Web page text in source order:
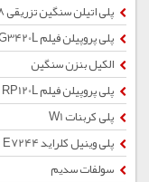
پلی اتیلن سنگین تزریقی 2208
پلی پروپیلن فیلم RG3420L
الکیل بنزن سنگین
پلی پروپیلن فیلم RP120L
پلی کربنات W1
پلی وینیل کلراید E7244
سولفات سدیم